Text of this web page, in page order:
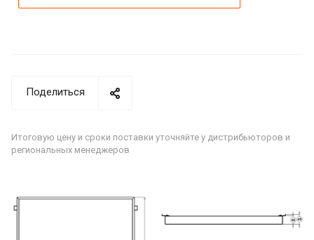
Поделиться
Итоговую цену и сроки поставки уточняйте у дистрибьюторов и
региональных менеджеров